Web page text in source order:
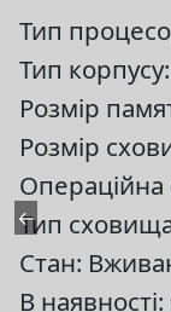
←
Тип
Тип
Розмір
Розмір
Операційна
Тип
Стан:
В наявності: